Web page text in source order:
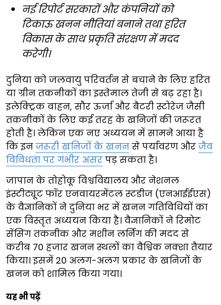
नई रिपोर्ट सरकारों और कंपनियों को
टिकाऊ खनन नीतियां बनाने तथा हरित
विकास के साथ प्रकृति संरक्षण में मदद
करेगी।
दुनिया को जलवायु परिवर्तन से बचाने के लिए हरित
या ग्रीन तकनीकों का इस्तेमाल तेजी से बढ़ रहा है।
इलेक्ट्रिक वाहन, सौर ऊर्जा और बैटरी स्टोरेज जैसी
तकनीकों के लिए कई तरह के खनिजों की जरूरत
होती है। लेकिन एक नए अध्ययन में सामने आया है
कि इन जरूरी खनिजों के खनन से पर्यावरण और जैव
विविधता पर गंभीर असर पड़ सकता है।
जापान के तोहोकू विश्वविद्यालय और नेशनल
इंस्टीट्यूट फॉर एनवायरमेंटल स्टडीज (एनआईईएस)
के वैज्ञानिकों ने दुनिया भर में खनन गतिविधियों का
एक विस्तृत अध्ययन किया है। वैज्ञानिकों ने रिमोट
सेंसिंग तकनीक और मशीन लर्निंग की मदद से
करीब 70 हजार खनन स्थलों का वैश्विक नक्शा तैयार
किया। इसमें 20 अलग-अलग प्रकार के खनिजों के
खनन को शामिल किया गया।
यह भी पढ़ें